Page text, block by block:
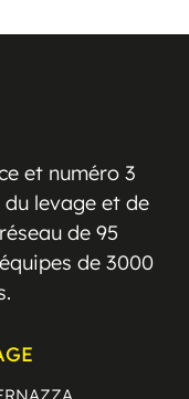
et numéro 3
levage et de
de 95
de 3000